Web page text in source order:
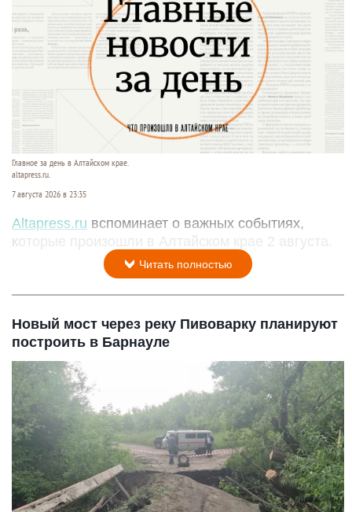
Главное за день в Алтайском крае.
altapress.ru.
7 августа 2026 в 23:35
Altapress.ru вспоминает о важных событиях,
которые произошли в Алтайском крае 2 августа.
Читать полностью
Новый мост через реку Пивоварку планируют
построить в Барнауле